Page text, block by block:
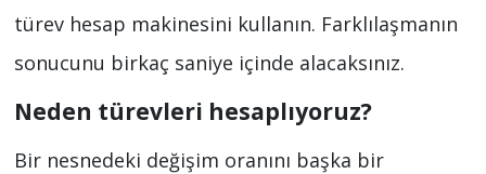
türev hesap makinesini kullanın. Farklılaşmanın
sonucunu birkaç saniye içinde alacaksınız.
Neden türevleri hesaplıyoruz?
Bir nesnedeki değişim oranını başka bir